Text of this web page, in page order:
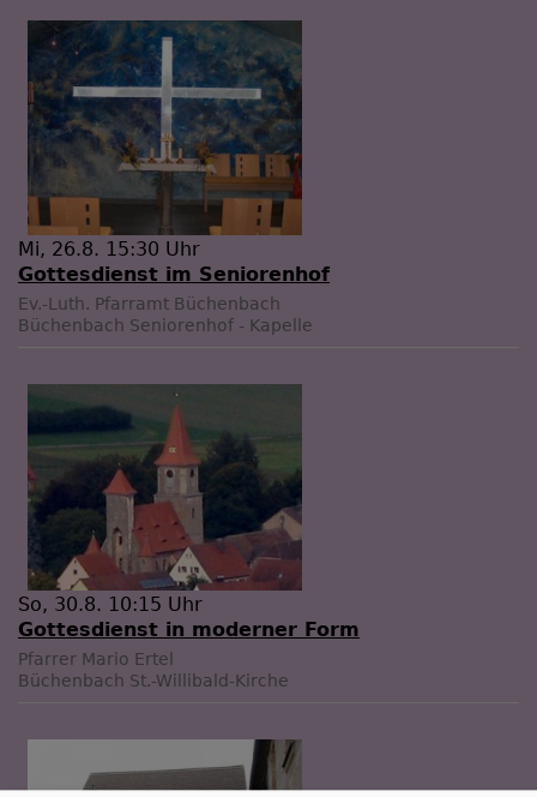
Mi, 26.8. 15:30 Uhr
Gottesdienst im Seniorenhof
Ev.-Luth. Pfarramt Büchenbach
Büchenbach Seniorenhof - Kapelle
So, 30.8. 10:15 Uhr
Gottesdienst in moderner Form
Pfarrer Mario Ertel
Büchenbach St.-Willibald-Kirche